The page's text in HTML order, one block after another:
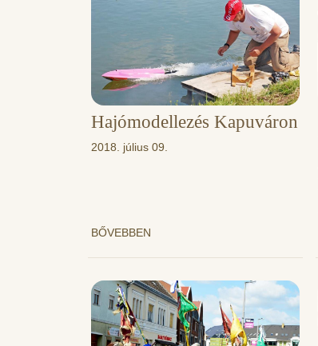
Hajómodellezés Kapuváron
2018. július 09.
BŐVEBBEN